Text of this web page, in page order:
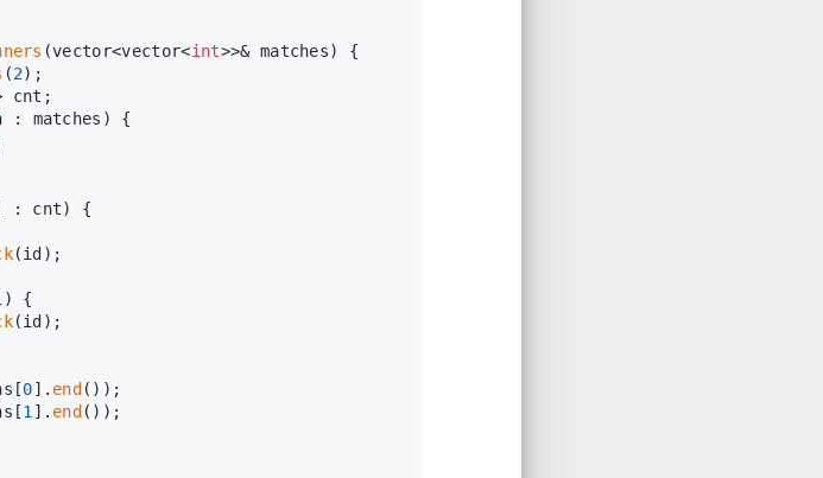
(vector<vector<int>>& matches) {
(2);
cnt;
: matches) {
: cnt) {
(id);
) {
(id);
0]. end ());
1 ]. end ());